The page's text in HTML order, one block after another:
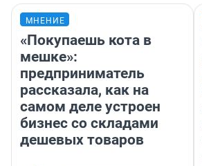
МНЕНИЕ
«Покупаешь кота в
мешке»:
предприниматель
рассказала, как на
самом деле устроен
бизнес со складами
дешевых товаров